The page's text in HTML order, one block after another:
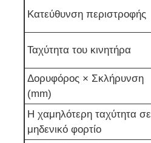
Κατεύθυνση περιστροφής
Ταχύτητα του κινητήρα
Δορυφόρος × Σκλήρυνση
(mm)
Η χαμηλότερη ταχύτητα σε
μηδενικό φορτίο